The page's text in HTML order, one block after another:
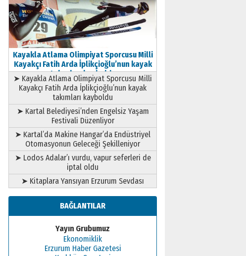
Kayakla Atlama Olimpiyat Sporcusu Milli
Kayakçı Fatih Arda İplikçioğlu’nun kayak
takımları kayboldu
➤ Kayakla Atlama Olimpiyat Sporcusu Milli
Kayakçı Fatih Arda İplikçioğlu’nun kayak
takımları kayboldu
➤ Kartal Belediyesi’nden Engelsiz Yaşam
Festivali Düzenliyor
➤ Kartal’da Makine Hangar’da Endüstriyel
Otomasyonun Geleceği Şekilleniyor
➤ Lodos Adalar’ı vurdu, vapur seferleri de
iptal oldu
➤ Kitaplara Yansıyan Erzurum Sevdası
BAĞLANTILAR
Yayın Grubumuz
Ekonomiklik
Erzurum Haber Gazetesi